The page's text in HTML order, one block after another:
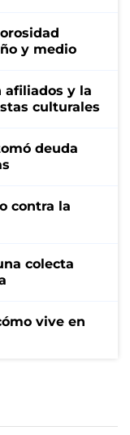
y medio
afiliados y la
culturales
deuda
contra la
colecta
vive en